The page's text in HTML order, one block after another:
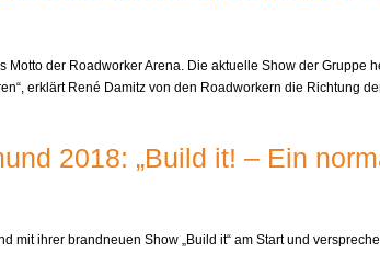
der Roadworker Arena. Die aktuelle Show der
erklärt René Damitz von den Roadworkern die Richtung
2018: „Build it! – Ein
mit ihrer brandneuen Show „Build it“ am Start und